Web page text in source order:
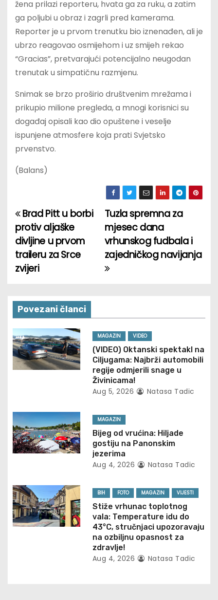
žena prilazi reporteru, hvata ga za ruku, a zatim
ga poljubi u obraz i zagrli pred kamerama.
Reporter je u prvom trenutku bio iznenađen, ali je
ubrzo reagovao osmijehom i uz smijeh rekao
“Gracias”, pretvarajući potencijalno neugodan
trenutak u simpatičnu razmjenu.
Snimak se brzo proširio društvenim mrežama i
prikupio milione pregleda, a mnogi korisnici su
događaj opisali kao dio opuštene i veselje
ispunjene atmosfere koja prati Svjetsko
prvenstvo.
(Balans)
P
o
s
n
a
v
i
t
i
n
Tuzla spremna za
mjesec dana
vrhunskog fudbala i
zajedničkog navijanja
Brad Pitt u borbi
protiv aljaške
divljine u prvom
traileru za Srce
zvijeri
Povezani članci
MAGAZIN VIDEO
(VIDEO) Oktanski spektakl na
Ciljugama: Najbrži automobili
regije odmjerili snage u
Živinicama!
Aug 5, 2026 Natasa Tadic
MAGAZIN
Bijeg od vrućina: Hiljade
gostiju na Panonskim
jezerima
Aug 4, 2026 Natasa Tadic
BIH FOTO MAGAZIN VIJESTI
Stiže vrhunac toplotnog
vala: Temperature idu do
43°C, stručnjaci upozoravaju
na ozbiljnu opasnost za
zdravlje!
Aug 4, 2026 Natasa Tadic